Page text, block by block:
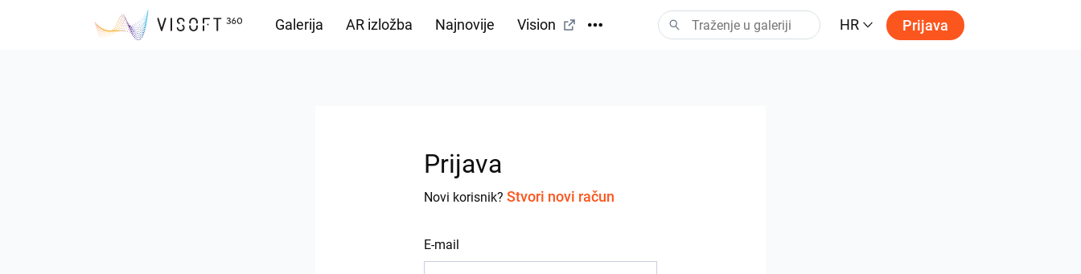
Galerija AR izložba Najnovije Vision HR Prijava
Prijava
Novi korisnik? Stvori novi račun
E-mail